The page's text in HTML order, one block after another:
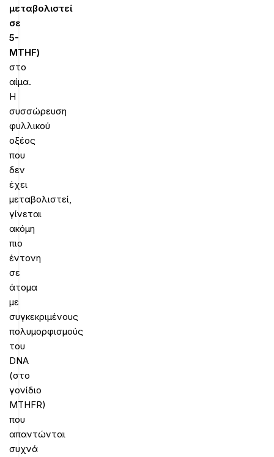
μεταβολιστεί
σε
5-
MTHF)
στο
αίμα.
Η
συσσώρευση
φυλλικού
οξέος
που
δεν
έχει
μεταβολιστεί,
γίνεται
ακόμη
πιο
έντονη
σε
άτομα
με
συγκεκριμένους
πολυμορφισμούς
του
DNA
(στο
γονίδιο
MTHFR)
που
απαντώνται
συχνά